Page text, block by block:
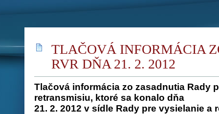
TLAČOVÁ INFORMÁCIA
RVR DŇA 21. 2. 2012
Tlačová informácia zo zasadnutia Rady
retransmisiu, ktoré sa konalo dňa
21. 2. 2012 v sídle Rady pre vysielanie a